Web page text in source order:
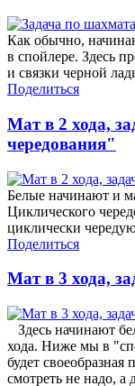
Как обычно,
в спойлере. Здесь
и связки черной
Поделиться
Мат в 2 хода,
чередования"
Белые начинают и
Циклического
циклически
Поделиться
Мат в 3 хода,
Здесь начинают
хода. Ниже мы в
будет своеобразная
смотреть не надо, а